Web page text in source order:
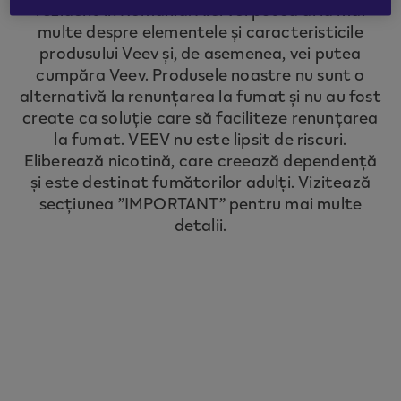
to redirect you to the country you are
located in.
CONTINUE
rezident în România. Aici vei putea afla mai
multe despre elementele și caracteristicile
produsului Veev și, de asemenea, vei putea
cumpăra Veev. Produsele noastre nu sunt o
alternativă la renunțarea la fumat și nu au fost
create ca soluție care să faciliteze renunțarea
la fumat. VEEV nu este lipsit de riscuri.
Eliberează nicotină, care creează dependență
și este destinat fumătorilor adulți. Vizitează
secțiunea ”IMPORTANT” pentru mai multe
detalii.